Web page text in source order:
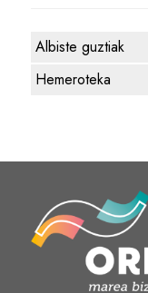
Albiste guztiak
Hemeroteka